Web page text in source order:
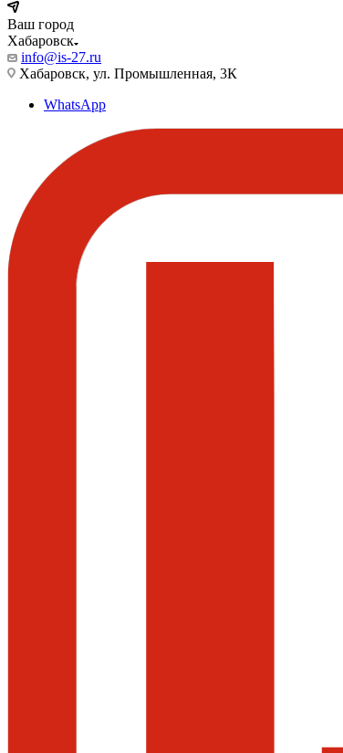
Ваш город
Хабаровск
info@is-27.ru
Хабаровск, ул. Промышленная, 3К
WhatsApp